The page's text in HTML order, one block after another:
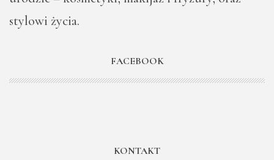
stylowi życia.
FACEBOOK
KONTAKT